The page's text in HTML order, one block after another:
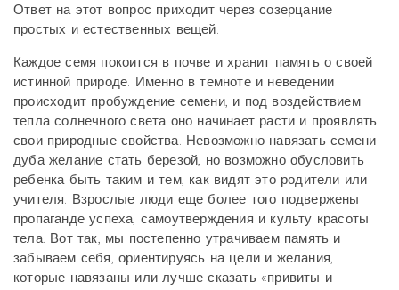
Ответ на этот вопрос приходит через созерцание
простых и естественных вещей.
Каждое семя покоится в почве и хранит память о своей
истинной природе. Именно в темноте и неведении
происходит пробуждение семени, и под воздействием
тепла солнечного света оно начинает расти и проявлять
свои природные свойства. Невозможно навязать семени
дуба желание стать березой, но возможно обусловить
ребенка быть таким и тем, как видят это родители или
учителя. Взрослые люди еще более того подвержены
пропаганде успеха, самоутверждения и культу красоты
тела. Вот так, мы постепенно утрачиваем память и
забываем себя, ориентируясь на цели и желания,
которые навязаны или лучше сказать «привиты и